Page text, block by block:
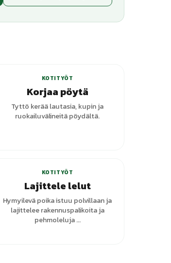
KOTITYÖT
Korjaa pöytä
Tyttö kerää lautasia, kupin ja
ruokailuvälineitä pöydältä.
KOTITYÖT
Lajittele lelut
Hymyilevä poika istuu polvillaan ja
lajittelee rakennuspalikoita ja
pehmoleluja ...